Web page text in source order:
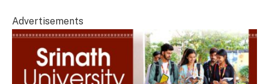
Advertisements